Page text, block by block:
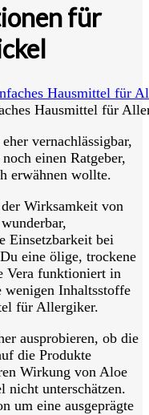
für
Hausmittel für
vernachlässigbar,
einen Ratgeber,
erwähnen wollte.
Wirksamkeit von
Einsetzbarkeit bei
eine ölige, trockene
Vera funktioniert in
Inhaltsstoffe
für Allergiker.
ausprobieren, ob die
die Produkte
Wirkung von Aloe
nicht unterschätzen.
um eine ausgeprägte